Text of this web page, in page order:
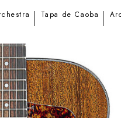
Tapa de Caoba